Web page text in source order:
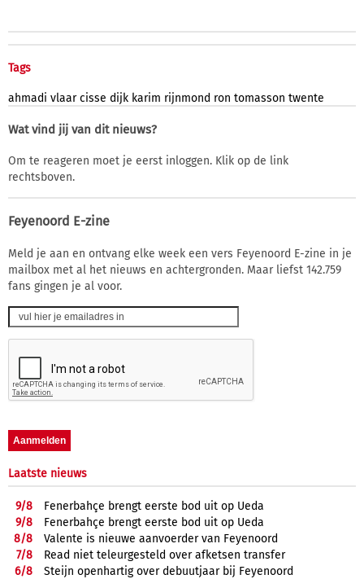
Tags
ahmadi vlaar cisse dijk karim rijnmond ron tomasson twente
Wat vind jij van dit nieuws?
Om te reageren moet je eerst inloggen. Klik op de link
rechtsboven.
Feyenoord E-zine
Meld je aan en ontvang elke week een vers Feyenoord E-zine in je
mailbox met al het nieuws en achtergronden. Maar liefst 142.759
fans gingen je al voor.
Laatste nieuws
9/8
Fenerbahçe brengt eerste bod uit op Ueda
9/8
Fenerbahçe brengt eerste bod uit op Ueda
8/8
Valente is nieuwe aanvoerder van Feyenoord
7/8
Read niet teleurgesteld over afketsen transfer
6/8
Steijn openhartig over debuutjaar bij Feyenoord